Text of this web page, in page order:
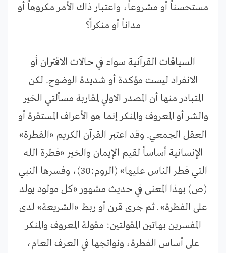
مستحسناً أو مشروعاً، واعتبار ذاك الأمر مكروهاً أو
مداناً أو منكراً؟
السياقات القرآنية سواء في حالات الاقتران أو
الانفراد ليست مؤكدة أو شديدة الوضوح. لكن
المتبادر منها أن المصدر الاولي لمقاربة مسألتي الخير
والشر أو المعروف والمنكر إنما هو الأعراف المستقرة أو
العقل الجمعي. وقد اعتبر القرآن الكريم «الفطرة»
الإنسانية أساساً لقيم الإيمان والخير «فطرة الله
التي فطر الناس عليها» (الروم:30)، وفسرها النبي
(ص) بهذا المعنى في حديث مشهور «كل مولود يولد
على الفطرة» ـ ثم جرى قرن أو ربط «الشريعة» لدى
المفسرين بهاتين المقولتين: مقولة المعروف والمنكر
على أساس الفطرة، ونواتجها في العرف العام،